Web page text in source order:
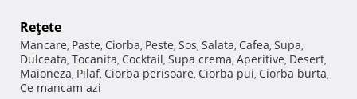
Reţete
Mancare, Paste, Ciorba, Peste, Sos, Salata, Cafea, Supa,
Dulceata, Tocanita, Cocktail, Supa crema, Aperitive, Desert,
Maioneza, Pilaf, Ciorba perisoare, Ciorba pui, Ciorba burta,
Ce mancam azi